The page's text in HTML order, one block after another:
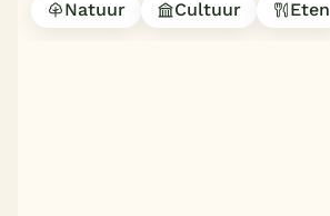
Natuur Cultuur Eten